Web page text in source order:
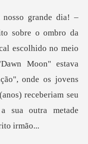
escolhido no meio
Moon" estava
onde os jovens